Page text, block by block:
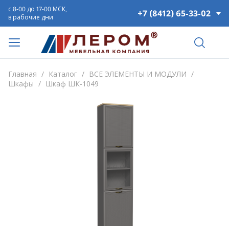
+7 (8412) 65-33-02
с 8-00 до 17-00 МСК,
в рабочие дни
Главная / Каталог / ВСЕ ЭЛЕМЕНТЫ И МОДУЛИ /
Шкафы / Шкаф ШК-1049